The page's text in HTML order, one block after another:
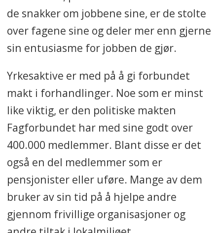
de snakker om jobbene sine, er de stolte
over fagene sine og deler mer enn gjerne
sin entusiasme for jobben de gjør.
Yrkesaktive er med på å gi forbundet
makt i forhandlinger. Noe som er minst
like viktig, er den politiske makten
Fagforbundet har med sine godt over
400.000 medlemmer. Blant disse er det
også en del medlemmer som er
pensjonister eller uføre. Mange av dem
bruker av sin tid på å hjelpe andre
gjennom frivillige organisasjoner og